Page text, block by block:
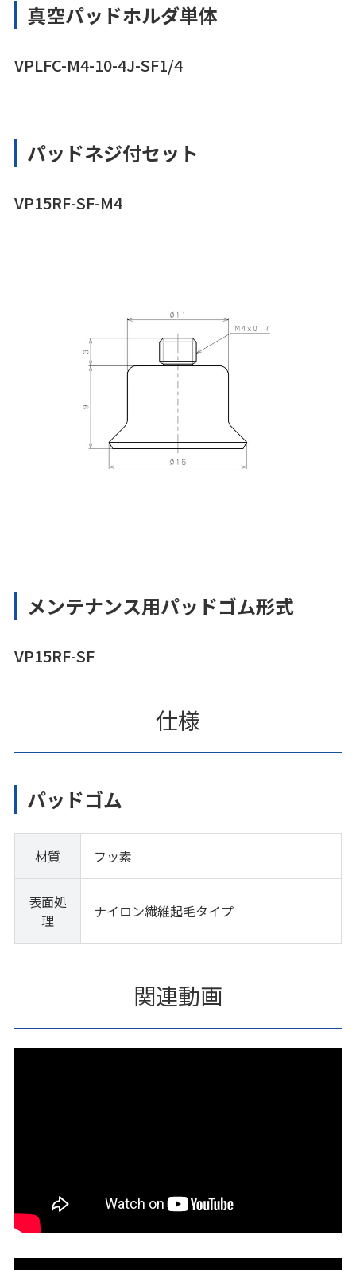
真空パッドホルダ単体
VPLFC-M4-10-4J-SF1/4
パッドネジ付セット
VP15RF-SF-M4
メンテナンス用パッドゴム形式
VP15RF-SF
仕様
パッドゴム
材質 フッ素
表面処
理
ナイロン繊維起毛タイプ
関連動画